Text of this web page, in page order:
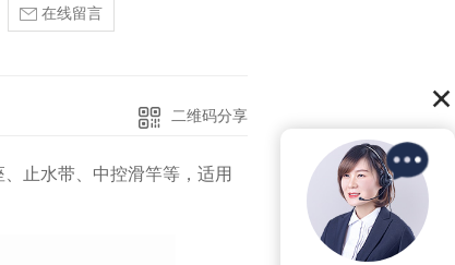
在线留言
二维码分享
止水带、中控滑竿等，适用